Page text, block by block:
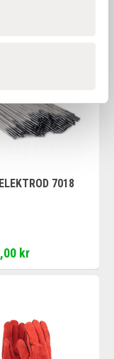
7018
kr